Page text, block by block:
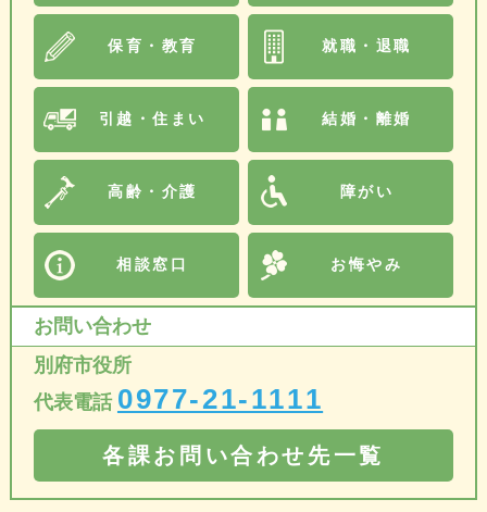
保育・教育 就職・退職
引越・住まい 結婚・離婚
高齢・介護 障がい
相談窓口 お悔やみ
お問い合わせ
別府市役所
代表電話 0977-21-1111
各課お問い合わせ先一覧